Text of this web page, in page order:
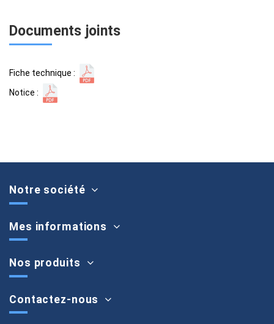
Documents joints
Fiche technique :
Notice :
Notre société
Mes informations
Nos produits
Contactez-nous